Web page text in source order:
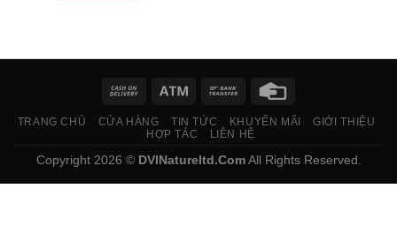
TRANG CHỦ CỬA HÀNG TIN TỨC KHUYẾN MÃI
GIỚI THIỆU
HỢP TÁC
LIÊN HỆ
Copyright 2026 © DVINatureltd.ComAll Rights Reserved.